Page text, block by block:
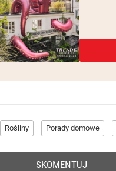
Rośliny Porady domowe
SKOMENTUJ